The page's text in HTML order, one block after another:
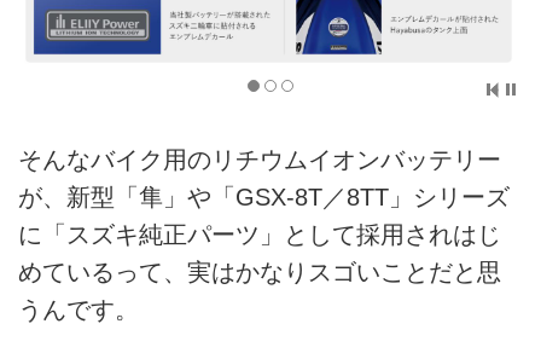
そんなバイク用のリチウムイオンバッテリー
が、新型「隼」や「GSX-8T／8TT」シリーズ
に「スズキ純正パーツ」として採用されはじ
めているって、実はかなりスゴいことだと思
うんです。